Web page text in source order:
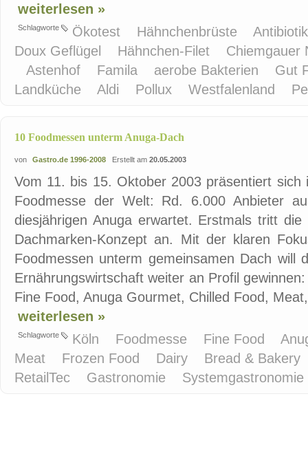
weiterlesen »
Schlagworte Ökotest Hähnchenbrüste
Doux Geflügel
Hähnchen-Filet
Chiemgauer
Astenhof
Famila aerobe Bakterien
Gut
Landküche
Aldi Pollux Westfalenland
10 Foodmessen unterm Anuga-Dach
von Gastro.de 1996-2008 Erstellt am 20.05.2003
Vom 11. bis 15. Oktober 2003 präsentiert
Foodmesse der Welt: Rd. 6.000 Anbieter
diesjährigen Anuga erwartet. Erstmals tritt
Dachmarken-Konzept an. Mit der klaren
Foodmessen unterm gemeinsamen Dach will
Ernährungswirtschaft weiter an Profil
Fine Food, Anuga Gourmet, Chilled Food,
weiterlesen »
Schlagworte Köln Foodmesse Fine Food
Meat
Frozen Food Dairy
Bread & Bakery
RetailTec
Gastronomie Systemgastronomie